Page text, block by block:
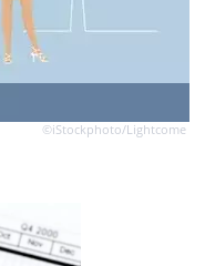
©iStockphoto/Lightcome